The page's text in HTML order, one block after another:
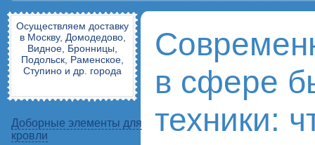
Осуществляем доставку
в Москву, Домодедово,
Видное, Бронницы,
Подольск, Раменское,
Ступино и др. города
Доборные элементы для
кровли
в сфере
техники: